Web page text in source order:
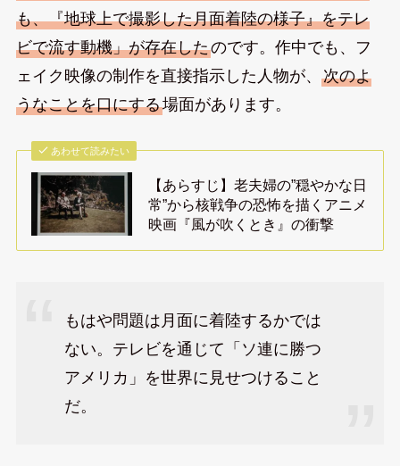
も、『地球上で撮影した月面着陸の様子』をテレ
ビで流す動機」が存在したのです。作中でも、フ
ェイク映像の制作を直接指示した人物が、 次のよ
うなことを口にする場面があります。
あわせて読みたい
【あらすじ】老夫婦の”穏やかな日
常”から核戦争の恐怖を描くアニメ
映画『風が吹くとき』の衝撃
もはや問題は月面に着陸するかでは
ない。テレビを通じて「ソ連に勝つ
アメリカ」を世界に見せつけること
だ。